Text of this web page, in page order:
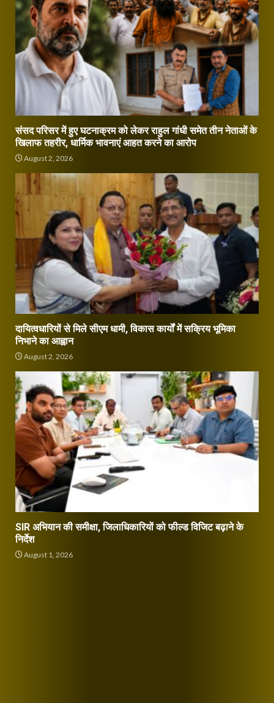
संसद परिसर में हुए घटनाक्रम को लेकर राहुल गांधी समेत तीन नेताओं के
खिलाफ तहरीर, धार्मिक भावनाएं आहत करने का आरोप
August 2, 2026
दायित्वधारियों से मिले सीएम धामी, विकास कार्यों में सक्रिय भूमिका
निभाने का आह्वान
August 2, 2026
SIR अभियान की समीक्षा, जिलाधिकारियों को फील्ड विजिट बढ़ाने के
निर्देश
August 1, 2026